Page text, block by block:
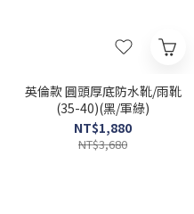
英倫款 圓頭厚底防水靴/雨靴
(35-40)(黑/軍綠)
NT$1,880
NT$3,680